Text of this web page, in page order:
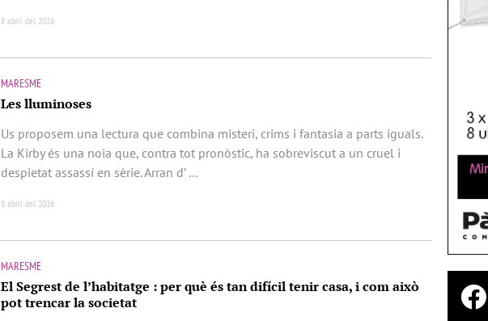
8 abril del 2026
MARESME
Les lluminoses
Us proposem una lectura que combina misteri, crims i fantasia a parts iguals.
La Kirby és una noia que, contra tot pronòstic, ha sobreviscut a un cruel i
despietat assassí en sèrie. Arran d’ …
8 abril del 2026
MARESME
El Segrest de l’habitatge : per què és tan difícil tenir casa, i com això
pot trencar la societat